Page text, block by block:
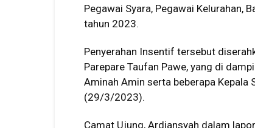
Pegawai Syara, Pegawai Kelurahan,
tahun 2023.
Penyerahan Insentif tersebut
Parepare Taufan Pawe, yang di
Aminah Amin serta beberapa Kepala
(29/3/2023).
Camat Ujung, Ardiansyah dalam